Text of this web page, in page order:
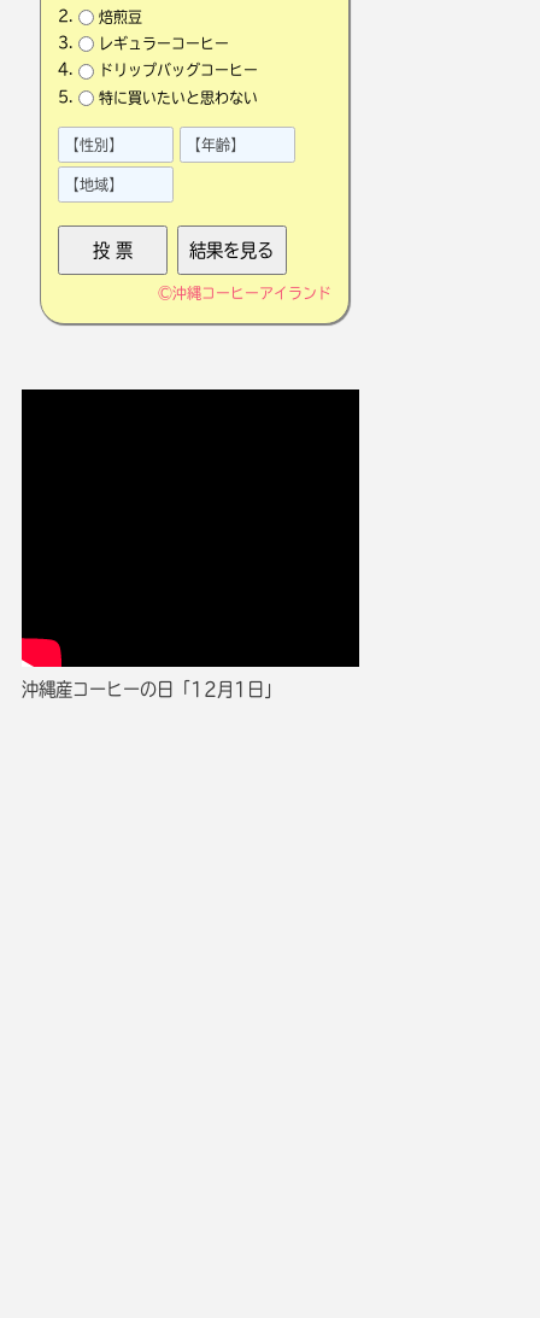
焙煎豆
レギュラーコーヒー
ドリップバッグコーヒー
特に買いたいと思わない
©沖縄コーヒーアイランド
沖縄産コーヒーの日「12月1日」